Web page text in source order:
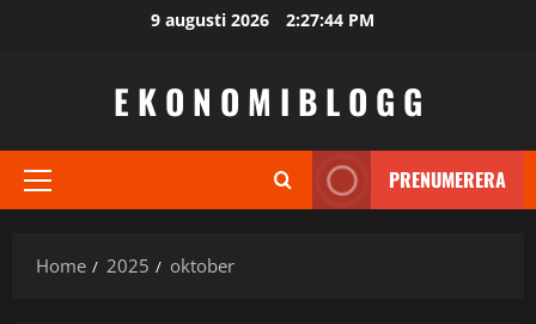
9 augusti 2026 2:27:45 PM
E K O N O M I B L O G G
Primary
PRENUMERERA
Home 2025 oktober